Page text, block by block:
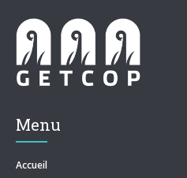
Menu
Accueil